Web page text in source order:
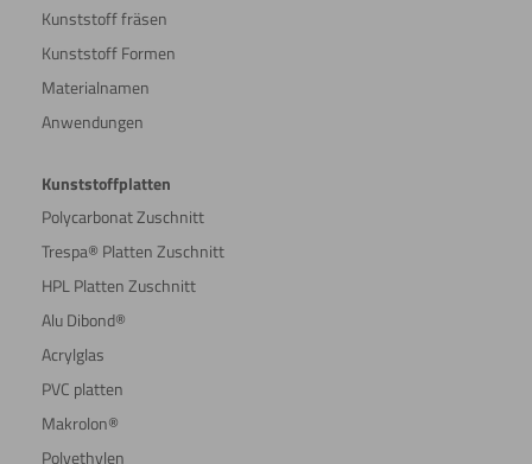
Schneiden
Wasserstrahl
schneiden
Kunststoff fräsen
Kunststoff Formen
Materialnamen
Anwendungen
Kunststoffplatten
Polycarbonat Zuschnitt
Trespa® Platten Zuschnitt
HPL Platten Zuschnitt
Alu Dibond®
Acrylglas
PVC platten
Makrolon®
Polyethylen